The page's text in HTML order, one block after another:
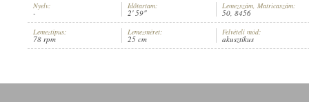
LEMEZSZÁM:
Nyelv:
-
Időtartam:
2' 59"
Lemezszám, Matricaszám:
50, 8456
Lemeztípus:
78 rpm
Lemezméret:
25 cm
Felvételi mód:
akusztikus